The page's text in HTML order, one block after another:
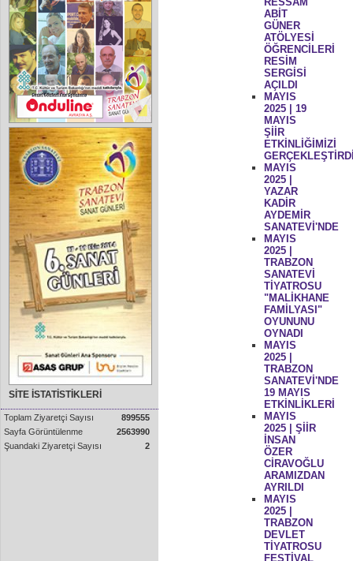
SİTE İSTATİSTİKLERİ
Toplam Ziyaretçi Sayısı
899555
Sayfa Görüntülenme
2563990
Şuandaki Ziyaretçi Sayısı
2
ABİT
GÜNER
ATÖLYESİ
ÖĞRENCİLERİ
RESİM
SERGİSİ
AÇILDI
MAYIS
2025 | 19
MAYIS
ŞİİR
ETKİNLİĞİMİZİ
MAYIS
2025 |
YAZAR
KADİR
AYDEMİR
SANATEVİ'NDE
MAYIS
2025 |
TRABZON
SANATEVİ
TİYATROSU
"MALİKHANE
FAMİLYASI"
OYUNUNU
OYNADI
MAYIS
2025 |
TRABZON
SANATEVİ'NDE
19 MAYIS
ETKİNLİKLERİ
MAYIS
2025 | ŞİİR
İNSAN
ÖZER
CİRAVOĞLU
ARAMIZDAN
AYRILDI
MAYIS
2025 |
TRABZON
DEVLET
TİYATROSU
FESTİVAL